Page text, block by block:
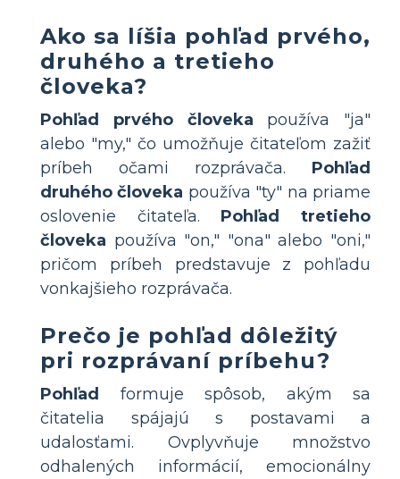
Ako sa líšia pohľad prvého,
druhého a tretieho
človeka?
Pohľad prvého človeka používa "ja"
alebo "my," čo umožňuje čitateľom zažiť
príbeh očami rozprávača. Pohľad
druhého človeka používa "ty" na priame
oslovenie čitateľa. Pohľad tretieho
človeka používa "on," "ona" alebo "oni,"
pričom príbeh predstavuje z pohľadu
vonkajšieho rozprávača.
Prečo je pohľad dôležitý
pri rozprávaní príbehu?
Pohľad
formuje spôsob, akým sa
čitatelia spájajú s postavami a
udalosťami. Ovplyvňuje množstvo
odhalených informácií, emocionálny